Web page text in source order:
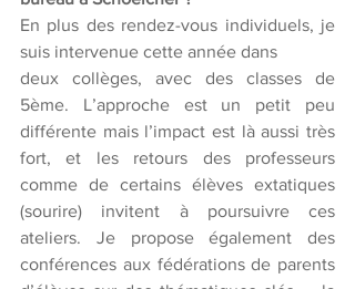
En plus des rendez-vous individuels, je
suis intervenue cette année dans
deux collèges, avec des classes de
5ème. L’approche est un petit peu
différente mais l’impact est là aussi très
fort, et les retours des professeurs
comme de certains élèves extatiques
(sourire) invitent à poursuivre ces
ateliers. Je propose également des
conférences aux fédérations de parents